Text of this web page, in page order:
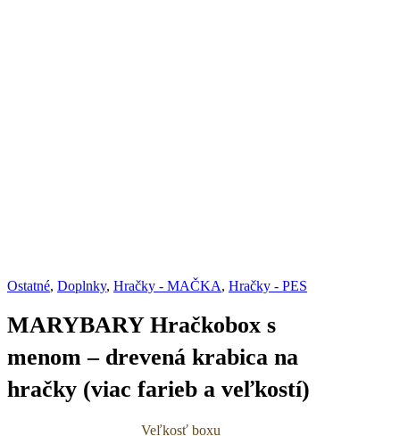
Ostatné, Doplnky, Hračky - MAČKA, Hračky - PES
MARYBARY Hračkobox s
menom – drevená krabica na
hračky (viac farieb a veľkostí)
Veľkosť boxu